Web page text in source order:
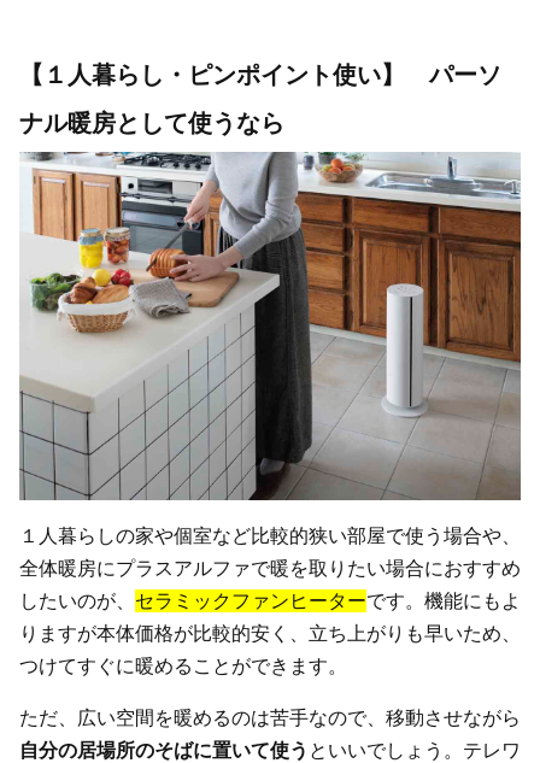
【１人暮らし・ピンポイント使い】 パーソ
ナル暖房として使うなら
１人暮らしの家や個室など比較的狭い部屋で使う場合や、
全体暖房にプラスアルファで暖を取りたい場合におすすめ
したいのが、 セラミックファンヒーターです。機能にもよ
りますが本体価格が比較的安く、立ち上がりも早いため、
つけてすぐに暖めることができます。
ただ、広い空間を暖めるのは苦手なので、移動させながら
自分の居場所のそばに置いて使う といいでしょう。テレワ